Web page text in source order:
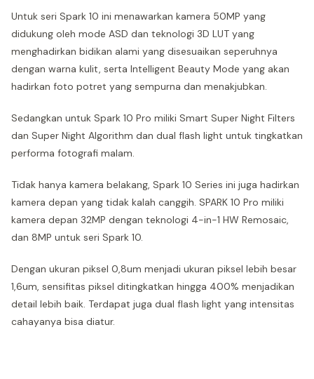
Untuk seri Spark 10 ini menawarkan kamera 50MP yang
didukung oleh mode ASD dan teknologi 3D LUT yang
menghadirkan bidikan alami yang disesuaikan seperuhnya
dengan warna kulit, serta Intelligent Beauty Mode yang akan
hadirkan foto potret yang sempurna dan menakjubkan.
Sedangkan untuk Spark 10 Pro miliki Smart Super Night Filters
dan Super Night Algorithm dan dual flash light untuk tingkatkan
performa fotografi malam.
Tidak hanya kamera belakang, Spark 10 Series ini juga hadirkan
kamera depan yang tidak kalah canggih. SPARK 10 Pro miliki
kamera depan 32MP dengan teknologi 4-in-1 HW Remosaic,
dan 8MP untuk seri Spark 10.
Dengan ukuran piksel 0,8um menjadi ukuran piksel lebih besar
1,6um, sensifitas piksel ditingkatkan hingga 400% menjadikan
detail lebih baik. Terdapat juga dual flash light yang intensitas
cahayanya bisa diatur.